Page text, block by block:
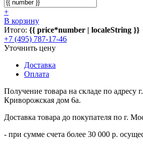
+
В корзину
Итого: {{ price*number | localeString }}
+7 (495) 787-17-46
Уточнить цену
Доставка
Оплата
Получение товара на складе по адресу
Криворожская дом 6а.
Доставка товара до покупателя по г.
- при сумме счета более 30 000 р.